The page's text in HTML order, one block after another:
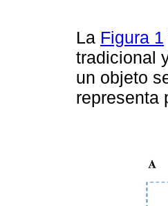
La Figura 1
tradicional
un objeto
representa